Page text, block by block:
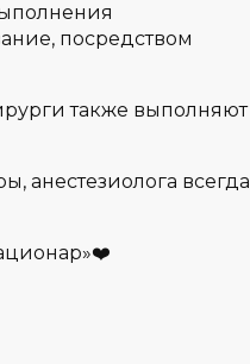
посредством
также выполняют
анестезиолога всегда